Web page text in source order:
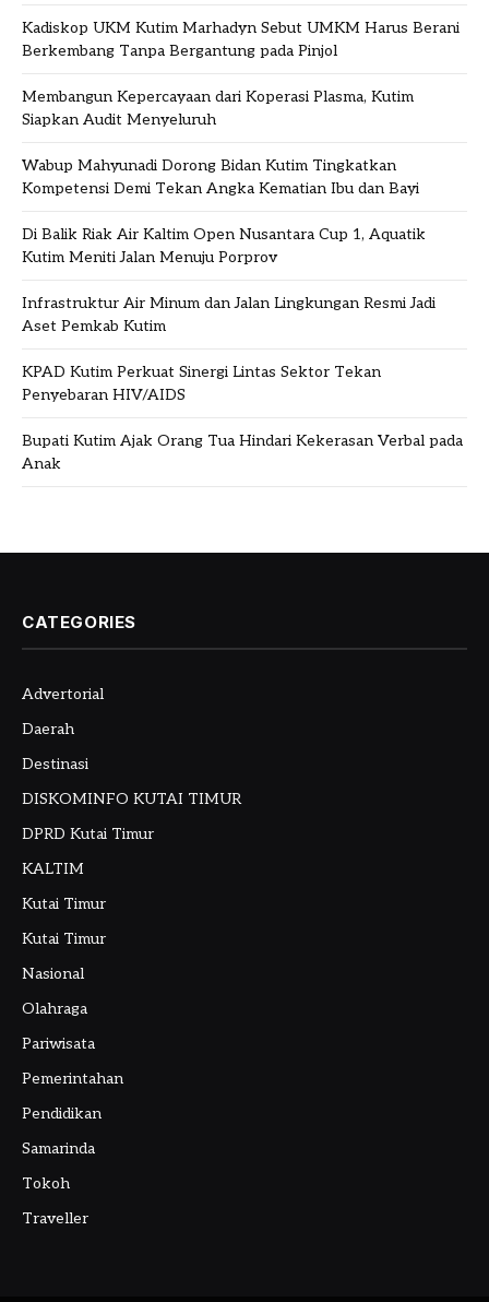
Kadiskop UKM Kutim Marhadyn Sebut UMKM Harus Berani
Berkembang Tanpa Bergantung pada Pinjol
Membangun Kepercayaan dari Koperasi Plasma, Kutim
Siapkan Audit Menyeluruh
Wabup Mahyunadi Dorong Bidan Kutim Tingkatkan
Kompetensi Demi Tekan Angka Kematian Ibu dan Bayi
Di Balik Riak Air Kaltim Open Nusantara Cup 1, Aquatik
Kutim Meniti Jalan Menuju Porprov
Infrastruktur Air Minum dan Jalan Lingkungan Resmi Jadi
Aset Pemkab Kutim
KPAD Kutim Perkuat Sinergi Lintas Sektor Tekan
Penyebaran HIV/AIDS
Bupati Kutim Ajak Orang Tua Hindari Kekerasan Verbal pada
Anak
CATEGORIES
Advertorial
Daerah
Destinasi
DISKOMINFO KUTAI TIMUR
DPRD Kutai Timur
KALTIM
Kutai Timur
Kutai Timur
Nasional
Olahraga
Pariwisata
Pemerintahan
Pendidikan
Samarinda
Tokoh
Traveller